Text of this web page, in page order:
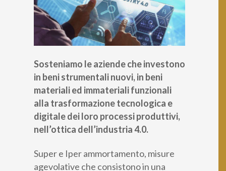
Sosteniamo le aziende che investono
in beni strumentali nuovi, in beni
materiali ed immateriali funzionali
alla trasformazione tecnologica e
digitale dei loro processi produttivi,
nell’ottica dell’industria 4.0.
Super e Iper ammortamento, misure
agevolative che consistono in una
Provincia *
Categoria professionale *
Autorizzo il trattamento dei miei dati personali *
ai sensi del D.Lgs. 196/2003 e del Regolamento (UE)